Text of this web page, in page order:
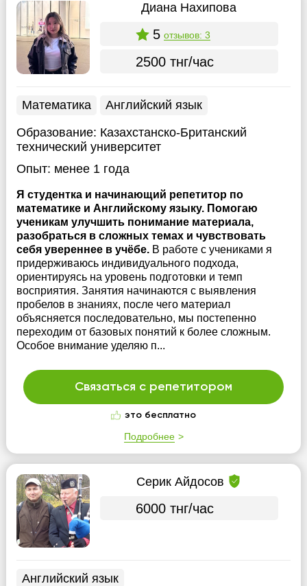
Диана Нахипова
5 отзывов: 3
2500 тнг/час
Математика
Английский язык
Образование: Казахстанско-Британский
технический университет
Опыт: менее 1 года
Я студентка и начинающий репетитор по
математике и Английскому языку. Помогаю
ученикам улучшить понимание материала,
разобраться в сложных темах и чувствовать
себя увереннее в учёбе. В работе с учениками я
придерживаюсь индивидуального подхода,
ориентируясь на уровень подготовки и темп
восприятия. Занятия начинаются с выявления
пробелов в знаниях, после чего материал
объясняется последовательно, мы постепенно
переходим от базовых понятий к более сложным.
Особое внимание уделяю п...
Связаться с репетитором
это бесплатно
Подробнее
Серик Айдосов
6000 тнг/час
Английский язык